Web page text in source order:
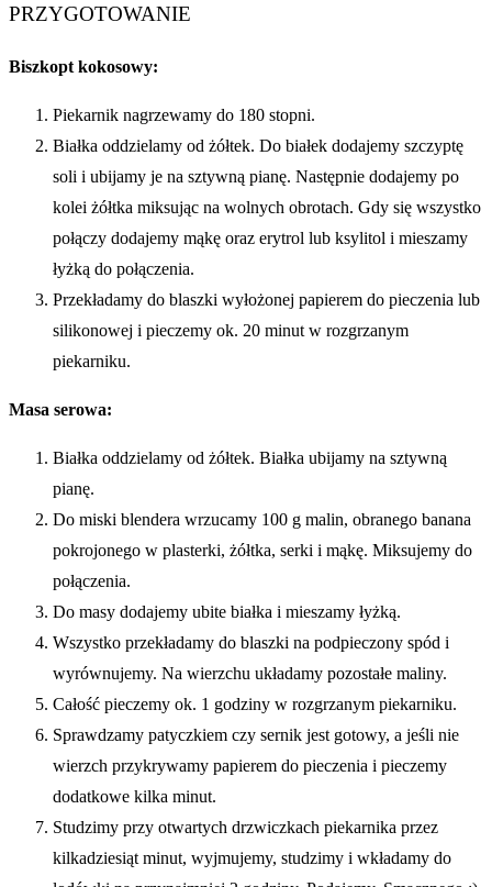
PRZYGOTOWANIE
Biszkopt kokosowy:
Piekarnik nagrzewamy do 180 stopni.
Białka oddzielamy od żółtek. Do białek dodajemy szczyptę
soli i ubijamy je na sztywną pianę. Następnie dodajemy po
kolei żółtka miksując na wolnych obrotach. Gdy się wszystko
połączy dodajemy mąkę oraz erytrol lub ksylitol i mieszamy
łyżką do połączenia.
Przekładamy do blaszki wyłożonej papierem do pieczenia lub
silikonowej i pieczemy ok. 20 minut w rozgrzanym
piekarniku.
Masa serowa:
Białka oddzielamy od żółtek. Białka ubijamy na sztywną
pianę.
Do miski blendera wrzucamy 100 g malin, obranego banana
pokrojonego w plasterki, żółtka, serki i mąkę. Miksujemy do
połączenia.
Do masy dodajemy ubite białka i mieszamy łyżką.
Wszystko przekładamy do blaszki na podpieczony spód i
wyrównujemy. Na wierzchu układamy pozostałe maliny.
Całość pieczemy ok. 1 godziny w rozgrzanym piekarniku.
Sprawdzamy patyczkiem czy sernik jest gotowy, a jeśli nie
wierzch przykrywamy papierem do pieczenia i pieczemy
dodatkowe kilka minut.
Studzimy przy otwartych drzwiczkach piekarnika przez
kilkadziesiąt minut, wyjmujemy, studzimy i wkładamy do